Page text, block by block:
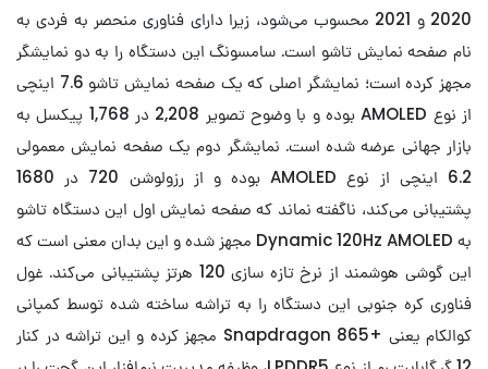
2020 و 2021 محسوب می‌شود، زیرا دارای فناوری منحصر به فردی به
نام صفحه نمایش تاشو است. سامسونگ این دستگاه را به دو نمایشگر
مجهز کرده است؛‌ نمایشگر اصلی که یک صفحه نمایش تاشو 7.6 اینچی
از نوع AMOLED بوده و با وضوح تصویر 2,208 در 1,768 پیکسل به
بازار جهانی عرضه شده است. نمایشگر دوم یک صفحه نمایش معمولی
6.2 اینچی از نوع AMOLED بوده و از رزولوشن 720 در 1680
پشتیبانی می‌کند، ناگفته نماند که صفحه نمایش اول این دستگاه تاشو
به Dynamic 120Hz AMOLED مجهز شده و این بدان معنی است که
این گوشی هوشمند از نرخ تازه سازی 120 هرتز پشتیبانی می‌کند. غول
فناوری کره جنوبی این دستگاه را به تراشه ساخته شده توسط کمپانی
کوالکام یعنی +Snapdragon 865 مجهز کرده و این تراشه در کنار